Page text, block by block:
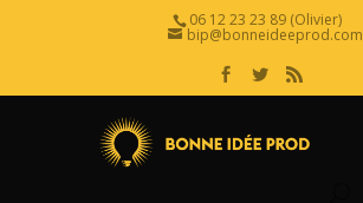
06 12 23 23 89 (Olivier)
bip@bonneideeprod.com